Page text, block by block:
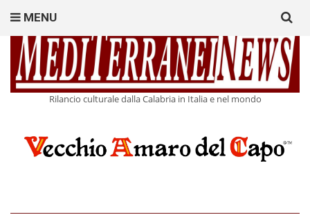
Rilancio culturale dalla Calabria in Italia e nel mondo
MENU
for: